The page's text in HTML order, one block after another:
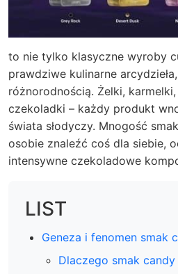
to nie tylko klasyczne wyroby
prawdziwe kulinarne
różnorodnością. Żelki,
czekoladki – każdy produkt
świata słodyczy. Mnogość
osobie znaleźć coś dla siebie,
intensywne czekoladowe
LIST
Geneza i fenomen smak
Dlaczego smak